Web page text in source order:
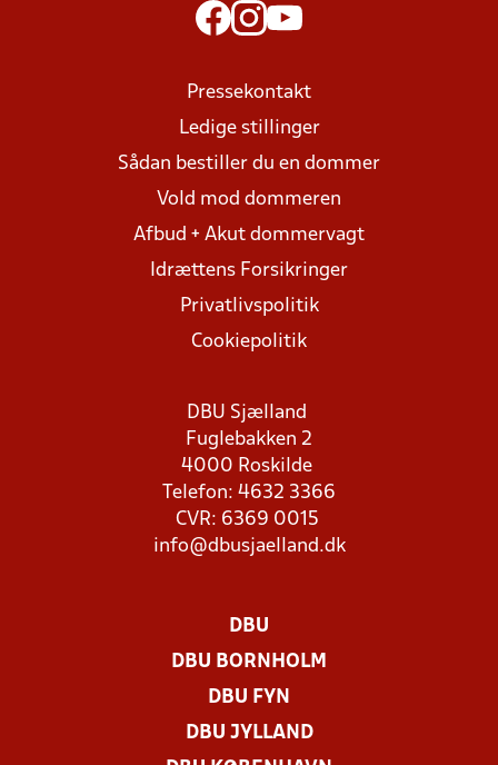
Pressekontakt
Ledige stillinger
Sådan bestiller du en dommer
Vold mod dommeren
Afbud + Akut dommervagt
Idrættens Forsikringer
Privatlivspolitik
Cookiepolitik
DBU Sjælland
Fuglebakken 2
4000 Roskilde
Telefon: 4632 3366
CVR: 6369 0015
info@dbusjaelland.dk
DBU
DBU BORNHOLM
DBU FYN
DBU JYLLAND